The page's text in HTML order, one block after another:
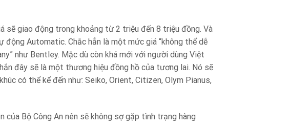
sẽ giao động trong khoảng từ 2 triệu đến 8 triệu đồng. Và
Automatic. Chắc hẳn là một mức giá “không thể dễ
như Bentley. Mặc dù còn khá mới với người dùng Việt
đây sẽ là một thương hiệu đồng hồ của tương lai. Nó sẽ
có thể kể đến như: Seiko, Orient, Citizen, Olym Pianus,
Bộ Công An nên sẽ không sợ gặp tình trạng hàng